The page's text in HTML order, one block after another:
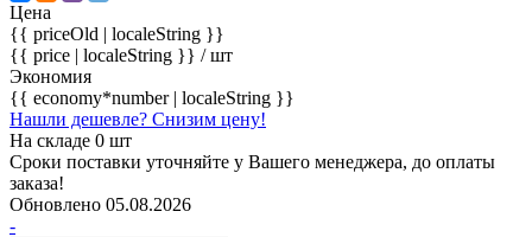
Цена
{{ priceOld | localeString }}
{{ price | localeString }} / шт
Экономия
{{ economy*number | localeString }}
Нашли дешевле? Снизим цену!
На складе 0 шт
Сроки поставки уточняйте у Вашего менеджера, до оплаты
заказа!
Обновлено 05.08.2026
-